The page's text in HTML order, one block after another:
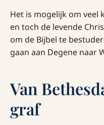
Het is mogelijk om veel
en toch de levende
om de Bijbel te
gaan aan Degene naar
Van
graf